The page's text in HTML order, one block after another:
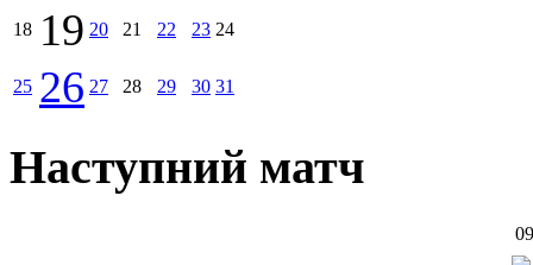
18 19 20 21 22 23 24
25 26 27 28 29 30 31
Наступний матч